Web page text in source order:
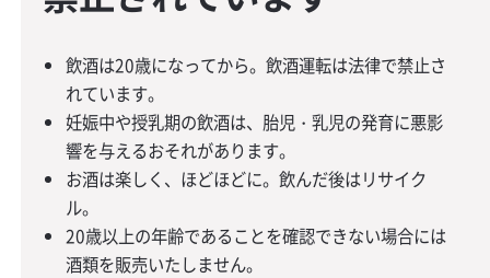
飲酒は20歳になってから。飲酒運転は法律で禁止さ
れています。
妊娠中や授乳期の飲酒は、胎児・乳児の発育に悪影
響を与えるおそれがあります。
お酒は楽しく、ほどほどに。飲んだ後はリサイク
ル。
20歳以上の年齢であることを確認できない場合には
酒類を販売いたしません。